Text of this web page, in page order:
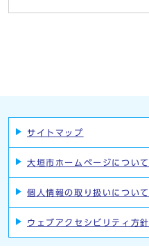
サイトマップ
大垣市ホームページについて
個人情報の取り扱いについて
ウェブアクセシビリティ方針